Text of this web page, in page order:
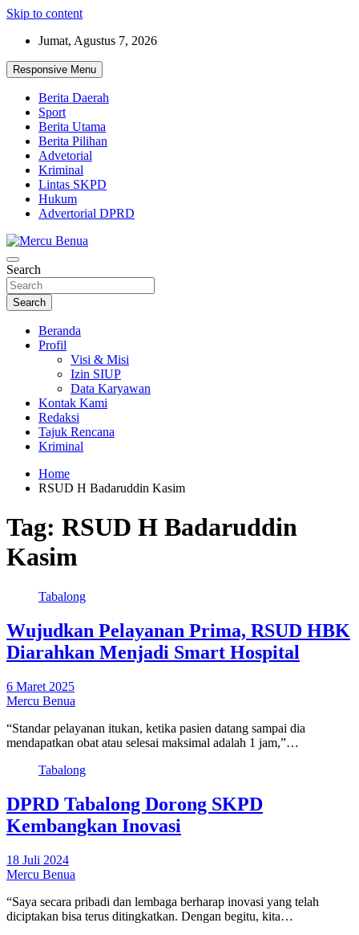
Skip to content
Jumat, Agustus 7, 2026
Responsive Menu
Berita Daerah
Sport
Berita Utama
Berita Pilihan
Advetorial
Kriminal
Lintas SKPD
Hukum
Advertorial DPRD
Mercu Benua
Suara Masyarakat Bawah
Search
Search
Beranda
Profil
Visi & Misi
Izin SIUP
Data Karyawan
Kontak Kami
Redaksi
Tajuk Rencana
Kriminal
Home
RSUD H Badaruddin Kasim
Tag: RSUD H Badaruddin
Kasim
Tabalong
Wujudkan Pelayanan Prima, RSUD HBK
Diarahkan Menjadi Smart Hospital
6 Maret 2025
Mercu Benua
“Standar pelayanan itukan, ketika pasien datang sampai dia
mendapatkan obat atau selesai maksimal adalah 1 jam,”…
Tabalong
DPRD Tabalong Dorong SKPD
Kembangkan Inovasi
18 Juli 2024
Mercu Benua
“Saya secara pribadi dan lembaga berharap inovasi yang telah
diciptakan bisa terus ditingkatkan. Dengan begitu, kita…